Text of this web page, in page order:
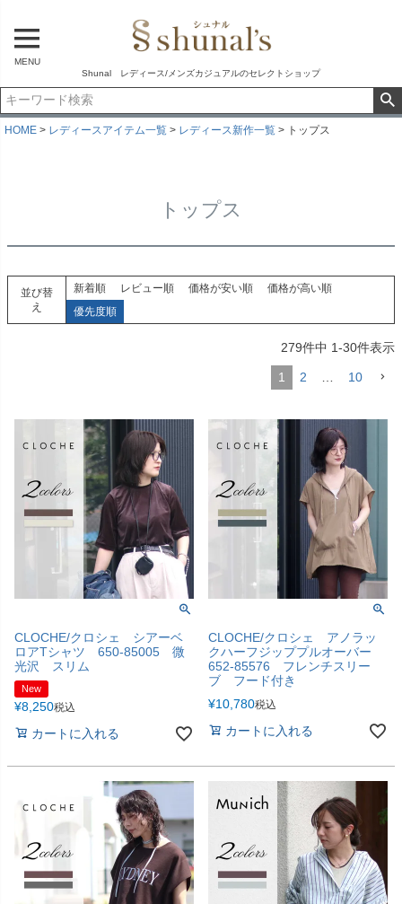
MENU
Shunal レディース/メンズカジュアルのセレクトショップ
HOME レディースアイテム一覧 レディース新作一覧 トップス
トップス
並び替
え
新着順 レビュー順 価格が安い順
価格が高い順
優先度順
279件中 1-30件表示
1 2 … 10
CLOCHE/クロシェ シアーベ
ロアTシャツ 650-85005 微
光沢 スリム
New
¥8,250税込
カートに入れる
CLOCHE/クロシェ アノラッ
クハーフジッププルオーバー
652-85576 フレンチスリー
ブ フード付き
¥10,780税込
カートに入れる